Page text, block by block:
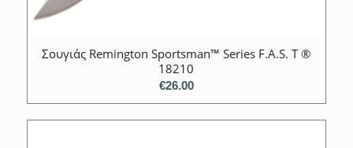
Σουγιάς Remington Sportsman™ Series F.A.S. T ®
18210
€26.00